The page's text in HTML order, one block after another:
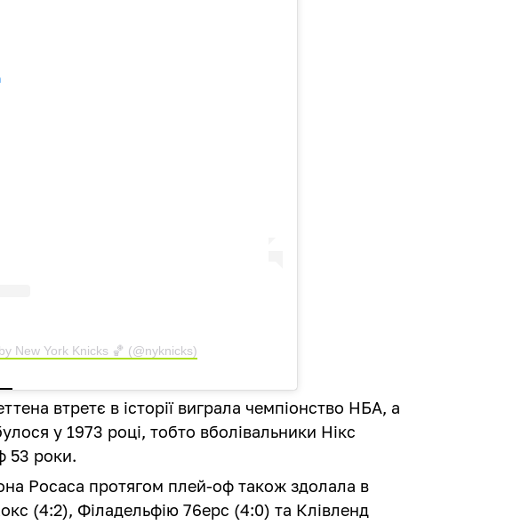
New York Knicks 🏀 (@nyknicks)
втретє в історії виграла чемпіонство НБА, а
у 1973 році, тобто вболівальники Нікс
53 роки.
Росаса протягом плей-оф також здолала в
(4:2), Філадельфію 76ерс (4:0) та Клівленд